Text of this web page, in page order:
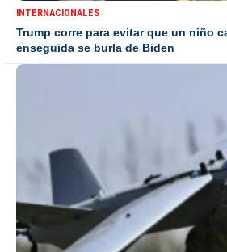
INTERNACIONALES
Trump corre para evitar que un niño
enseguida se burla de Biden